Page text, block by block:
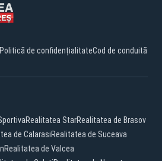
Politică de confidențialitateCod de conduită
Realitatea StarRealitatea de Brasov
de CalarasiRealitatea de Suceava
Realitatea de Valcea